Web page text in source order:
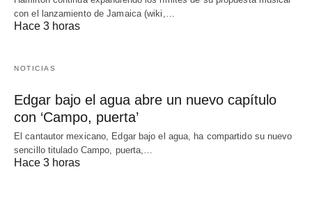
con el lanzamiento de Jamaica (wiki,…
Hace 3 horas
NOTICIAS
Edgar bajo el agua abre un nuevo capítulo
con ‘Campo, puerta’
El cantautor mexicano, Edgar bajo el agua, ha compartido su nuevo
sencillo titulado Campo, puerta,…
Hace 3 horas